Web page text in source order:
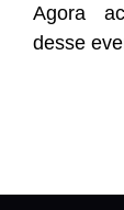
Agora
desse